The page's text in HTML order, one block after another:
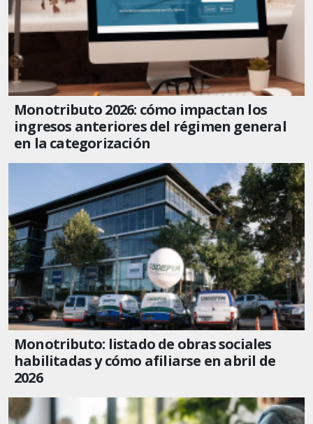
Monotributo 2026: cómo impactan los
ingresos anteriores del régimen general
en la categorización
Monotributo: listado de obras sociales
habilitadas y cómo afiliarse en abril de
2026